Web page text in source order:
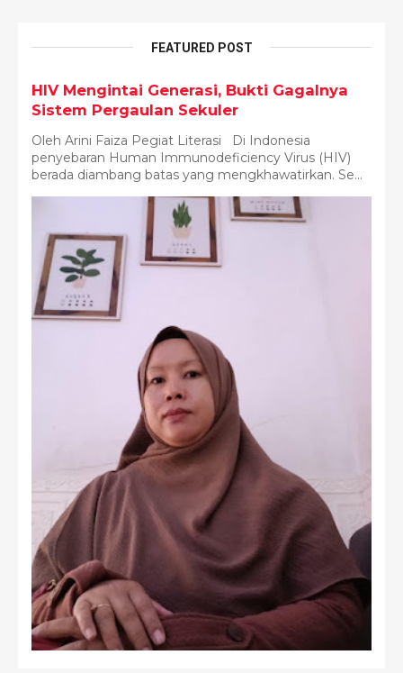
FEATURED POST
HIV Mengintai Generasi, Bukti Gagalnya
Sistem Pergaulan Sekuler
Oleh Arini Faiza Pegiat Literasi Di Indonesia
penyebaran Human Immunodeficiency Virus (HIV)
berada diambang batas yang mengkhawatirkan. Se...